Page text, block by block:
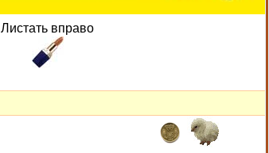
Листать вправо